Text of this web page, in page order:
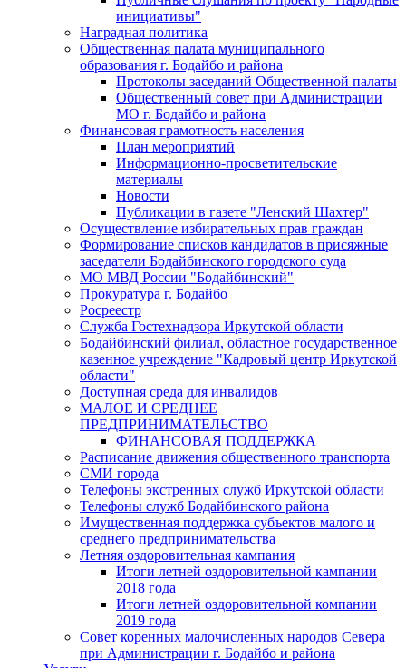
инициативы"
Наградная политика
Общественная палата муниципального
образования г. Бодайбо и района
Протоколы заседаний Общественной палаты
Общественный совет при Администрации
МО г. Бодайбо и района
Финансовая грамотность населения
План мероприятий
Информационно-просветительские
материалы
Новости
Публикации в газете "Ленский Шахтер"
Осуществление избирательных прав граждан
Формирование списков кандидатов в присяжные
заседатели Бодайбинского городского суда
МО МВД России "Бодайбинский"
Прокуратура г. Бодайбо
Росреестр
Служба Гостехнадзора Иркутской области
Бодайбинский филиал, областное государственное
казенное учреждение "Кадровый центр Иркутской
области"
Доступная среда для инвалидов
МАЛОЕ И СРЕДНЕЕ
ПРЕДПРИНИМАТЕЛЬСТВО
ФИНАНСОВАЯ ПОДДЕРЖКА
Расписание движения общественного транспорта
СМИ города
Телефоны экстренных служб Иркутской области
Телефоны служб Бодайбинского района
Имущественная поддержка субъектов малого и
среднего предпринимательства
Летняя оздоровительная кампания
Итоги летней оздоровительной кампании
2018 года
Итоги летней оздоровительной компании
2019 года
Совет коренных малочисленных народов Севера
при Администрации г. Бодайбо и района